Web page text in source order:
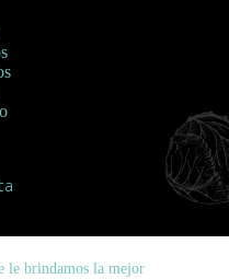
le brindamos la mejor
2026